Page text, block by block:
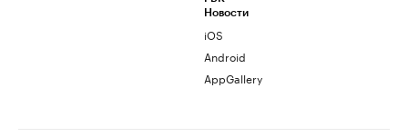
Новости
iOS
Android
AppGallery